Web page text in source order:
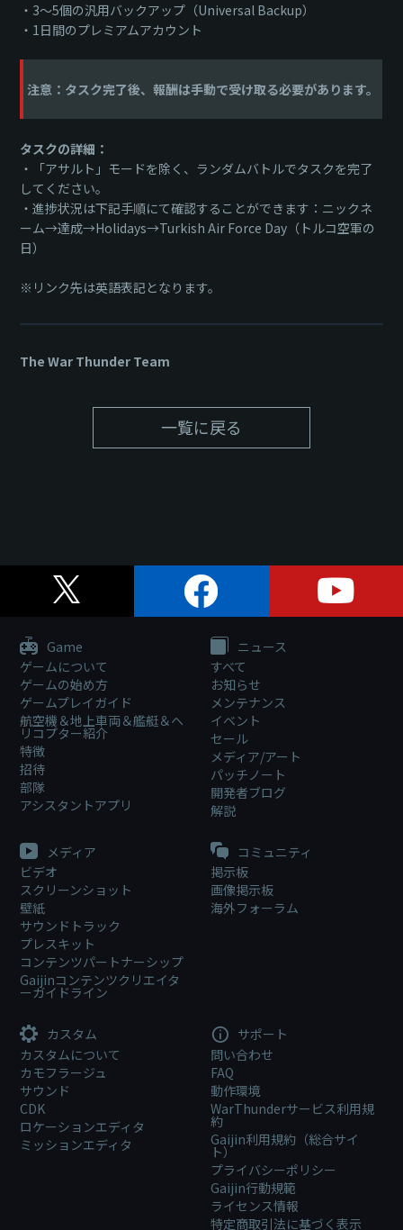
・3～5個の汎用バックアップ（Universal Backup）
・1日間のプレミアムアカウント
注意：タスク完了後、報酬は手動で受け取る必要があります。
タスクの詳細：
・「アサルト」モードを除く、ランダムバトルでタスクを完了
してください。
・進捗状況は下記手順にて確認することができます：ニックネ
ーム→達成→Holidays→Turkish Air Force Day（トルコ空軍の
日）
※リンク先は英語表記となります。
The War Thunder Team
一覧に戻る
Game
ゲームについて
ゲームの始め方
ゲームプレイガイド
航空機＆地上車両＆艦艇＆ヘ
リコプター紹介
特徴
招待
部隊
アシスタントアプリ
ニュース
すべて
お知らせ
メンテナンス
イベント
セール
メディア/アート
パッチノート
開発者ブログ
解説
メディア
ビデオ
スクリーンショット
壁紙
サウンドトラック
プレスキット
コンテンツパートナーシップ
Gaijinコンテンツクリエイタ
ーガイドライン
コミュニティ
掲示板
画像掲示板
海外フォーラム
カスタム
カスタムについて
カモフラージュ
サウンド
CDK
ロケーションエディタ
ミッションエディタ
サポート
問い合わせ
FAQ
動作環境
WarThunderサービス利用規
約
Gaijin利用規約（総合サイ
ト）
プライバシーポリシー
Gaijin行動規範
ライセンス情報
特定商取引法に基づく表示